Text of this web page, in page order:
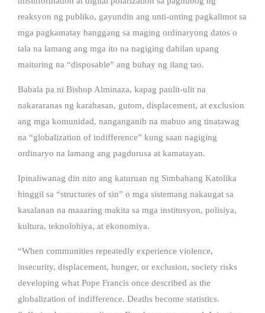
reaksyon ng publiko, gayundin ang unti-unting pagkalimot sa
mga pagkamatay hanggang sa maging ordinaryong datos o
tala na lamang ang mga ito na nagiging dahilan upang
maituring na “disposable” ang buhay ng ilang tao.
Babala pa ni Bishop Alminaza, kapag paulit-ulit na
nakararanas ng karahasan, gutom, displacement, at exclusion
ang mga komunidad, nanganganib na mabuo ang tinatawag
na “globalization of indifference” kung saan nagiging
ordinaryo na lamang ang pagdurusa at kamatayan.
Ipinaliwanag din nito ang katuruan ng Simbahang Katolika
hinggil sa “structures of sin” o mga sistemang nakaugat sa
kasalanan na maaaring makita sa mga institusyon, polisiya,
kultura, teknolohiya, at ekonomiya.
“When communities repeatedly experience violence,
insecurity, displacement, hunger, or exclusion, society risks
developing what Pope Francis once described as the
globalization of indifference. Deaths become statistics.